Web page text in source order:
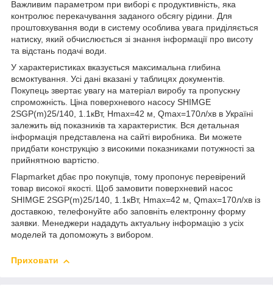
Важливим параметром при виборі є продуктивність, яка
контролює перекачування заданого обсягу рідини. Для
проштовхування води в систему особлива увага приділяється
натиску, який обчислюється зі знання інформації про висоту
та відстань подачі води.
У характеристиках вказується максимальна глибина
всмоктування. Усі дані вказані у таблицях документів.
Покупець звертає увагу на матеріал виробу та пропускну
спроможність. Ціна поверхневого насосу SHIMGE
2SGP(m)25/140, 1.1кВт, Нmax=42 м, Qmax=170л/хв в Україні
залежить від показників та характеристик. Вся детальная
інформація представлена на сайті виробника. Ви можете
придбати конструкцію з високими показниками потужності за
прийнятною вартістю.
Flapmarket дбає про покупців, тому пропонує перевірений
товар високої якості. Щоб замовити поверхневий насос
SHIMGE 2SGP(m)25/140, 1.1кВт, Нmax=42 м, Qmax=170л/хв із
доставкою, телефонуйте або заповніть електронну форму
заявки. Менеджери нададуть актуальну інформацію з усіх
моделей та допоможуть з вибором.
Приховати